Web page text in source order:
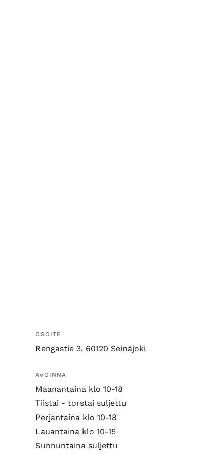
OSOITE
Rengastie 3, 60120 Seinäjoki
AVOINNA
Maanantaina klo 10-18
Tiistai - torstai suljettu
Perjantaina klo 10-18
Lauantaina klo 10-15
Sunnuntaina suljettu